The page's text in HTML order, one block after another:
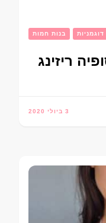
בנות חמות דוגמניות
ריזינג
3 ביולי 2020